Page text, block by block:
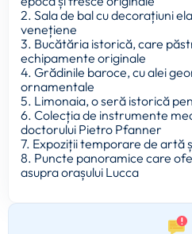
2. Sala de bal cu decorațiuni
venețiene
3. Bucătăria istorică, care
echipamente originale
4. Grădinile baroce, cu alei
ornamentale
5. Limonaia, o seră istorică
6. Colecția de instrumente
doctorului Pietro Pfanner
7. Expoziții temporare de artă
8. Puncte panoramice care
asupra orașului Lucca